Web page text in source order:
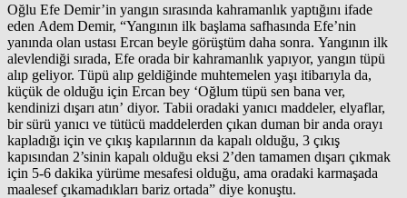
Oğlu Efe Demir’in yangın sırasında kahramanlık yaptığını ifade
eden Adem Demir, “Yangının ilk başlama safhasında Efe’nin
yanında olan ustası Ercan beyle görüştüm daha sonra. Yangının ilk
alevlendiği sırada, Efe orada bir kahramanlık yapıyor, yangın tüpü
alıp geliyor. Tüpü alıp geldiğinde muhtemelen yaşı itibarıyla da,
küçük de olduğu için Ercan bey ‘Oğlum tüpü sen bana ver,
kendinizi dışarı atın’ diyor. Tabii oradaki yanıcı maddeler, elyaflar,
bir sürü yanıcı ve tütücü maddelerden çıkan duman bir anda orayı
kapladığı için ve çıkış kapılarının da kapalı olduğu, 3 çıkış
kapısından 2’sinin kapalı olduğu eksi 2’den tamamen dışarı çıkmak
için 5-6 dakika yürüme mesafesi olduğu, ama oradaki karmaşada
maalesef çıkamadıkları bariz ortada” diye konuştu.